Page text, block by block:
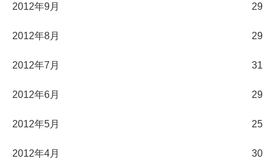
2012年9月 29
2012年8月 29
2012年7月 31
2012年6月 29
2012年5月 25
2012年4月 30